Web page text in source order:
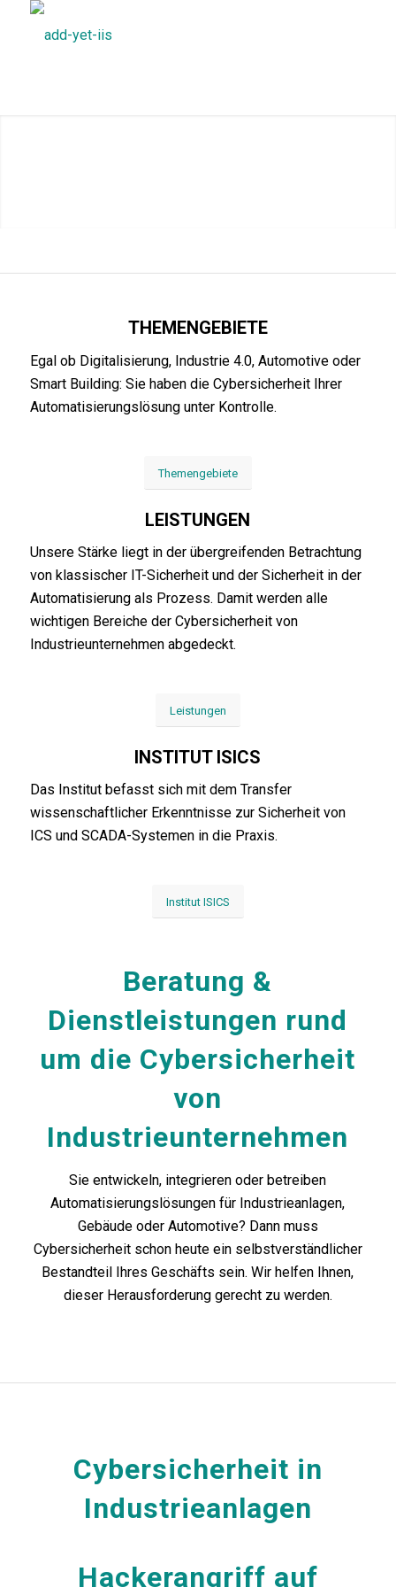
THEMENGEBIETE
Egal ob Digitalisierung, Industrie 4.0, Automotive oder
Smart Building: Sie haben die Cybersicherheit Ihrer
Automatisierungslösung unter Kontrolle.
Themengebiete
LEISTUNGEN
Unsere Stärke liegt in der übergreifenden Betrachtung
von klassischer IT-Sicherheit und der Sicherheit in der
Automatisierung als Prozess. Damit werden alle
wichtigen Bereiche der Cybersicherheit von
Industrieunternehmen abgedeckt.
Leistungen
INSTITUT ISICS
Das Institut befasst sich mit dem Transfer
wissenschaftlicher Erkenntnisse zur Sicherheit von
ICS und SCADA-Systemen in die Praxis.
Institut ISICS
Beratung &
Dienstleistungen rund
um die Cybersicherheit
von
Industrieunternehmen
Sie entwickeln, integrieren oder betreiben
Automatisierungslösungen für Industrieanlagen,
Gebäude oder Automotive? Dann muss
Cybersicherheit schon heute ein selbstverständlicher
Bestandteil Ihres Geschäfts sein. Wir helfen Ihnen,
dieser Herausforderung gerecht zu werden.
Cybersicherheit in
Industrieanlagen
Hackerangriff auf